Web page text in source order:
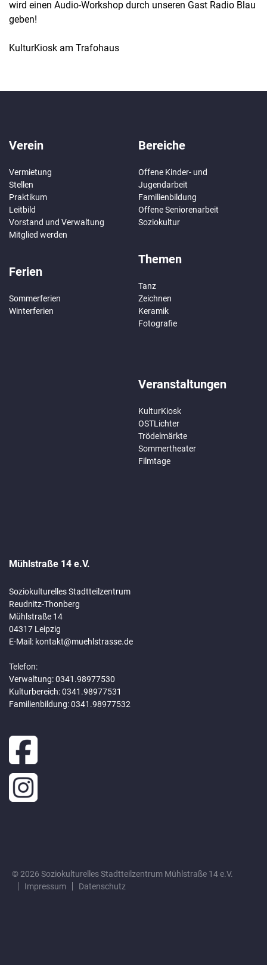
wird einen Audio-Workshop durch unseren Gast Radio Blau
geben!
KulturKiosk am Trafohaus
Verein
Vermietung
Stellen
Praktikum
Leitbild
Vorstand und Verwaltung
Mitglied werden
Ferien
Sommerferien
Winterferien
Bereiche
Offene Kinder- und
Jugendarbeit
Familienbildung
Offene Seniorenarbeit
Soziokultur
Themen
Tanz
Zeichnen
Keramik
Fotografie
Veranstaltungen
KulturKiosk
OSTLichter
Trödelmärkte
Sommertheater
Filmtage
Mühlstraße 14 e.V.
Soziokulturelles Stadtteilzentrum
Reudnitz-Thonberg
Mühlstraße 14
04317 Leipzig
E-Mail: kontakt@muehlstrasse.de
Telefon:
Verwaltung: 0341.98977530
Kulturbereich: 0341.98977531
Familienbildung: 0341.98977532
© 2026 Soziokulturelles Stadtteilzentrum Mühlstraße 14 e.V.
Impressum
Datenschutz